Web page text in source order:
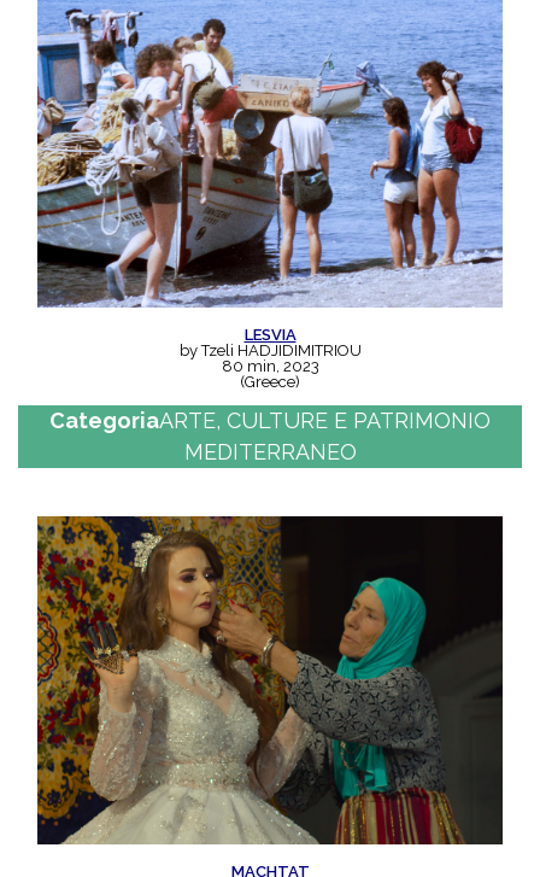
LESVIA
by Tzeli HADJIDIMITRIOU
80 min, 2023
(Greece)
CategoriaARTE, CULTURE E PATRIMONIO
MEDITERRANEO
MACHTAT